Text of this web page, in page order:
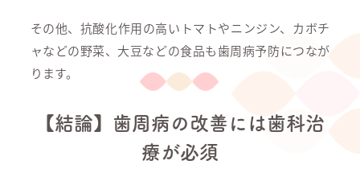
その他、抗酸化作用の高いトマトやニンジン、カボチ
ャなどの野菜、大豆などの食品も歯周病予防につなが
ります。
【結論】歯周病の改善には歯科治
療が必須